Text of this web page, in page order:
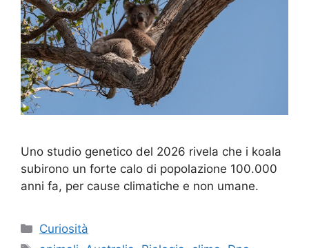
Uno studio genetico del 2026 rivela che i koala
subirono un forte calo di popolazione 100.000
anni fa, per cause climatiche e non umane.
Categorie
Curiosità